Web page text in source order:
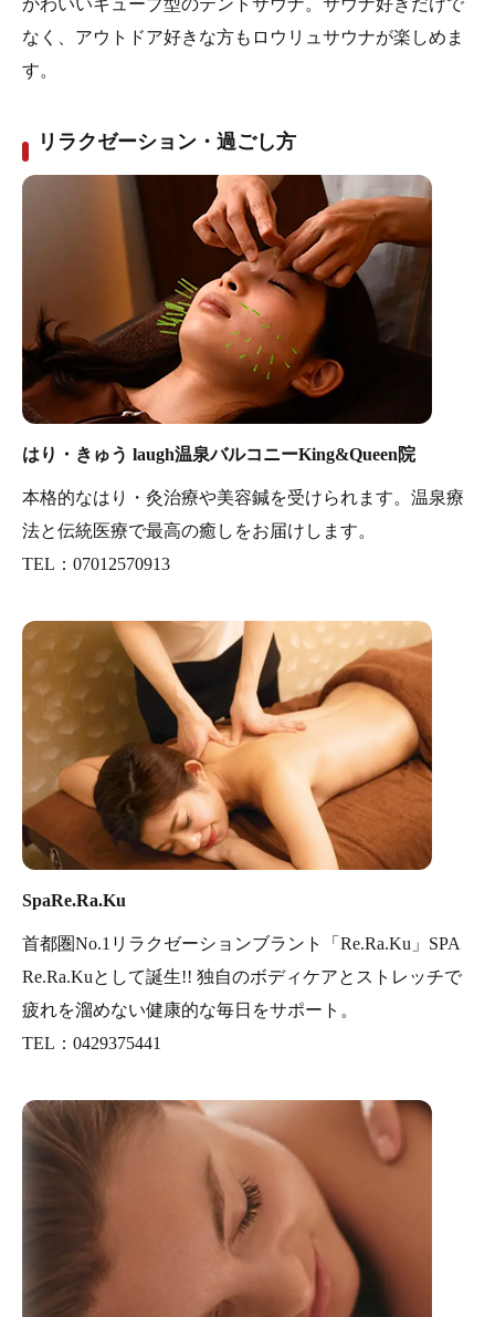
かわいいキューブ型のテントサウナ。サウナ好きだけで
なく、アウトドア好きな方もロウリュサウナが楽しめま
す。
リラクゼーション・過ごし方
はり・きゅう laugh温泉バルコニーKing&Queen院
本格的なはり・灸治療や美容鍼を受けられます。温泉療
法と伝統医療で最高の癒しをお届けします。
TEL：07012570913
SpaRe.Ra.Ku
首都圏No.1リラクゼーションブラント「Re.Ra.Ku」SPA
Re.Ra.Kuとして誕生!! 独自のボディケアとストレッチで
疲れを溜めない健康的な毎日をサポート。
TEL：0429375441